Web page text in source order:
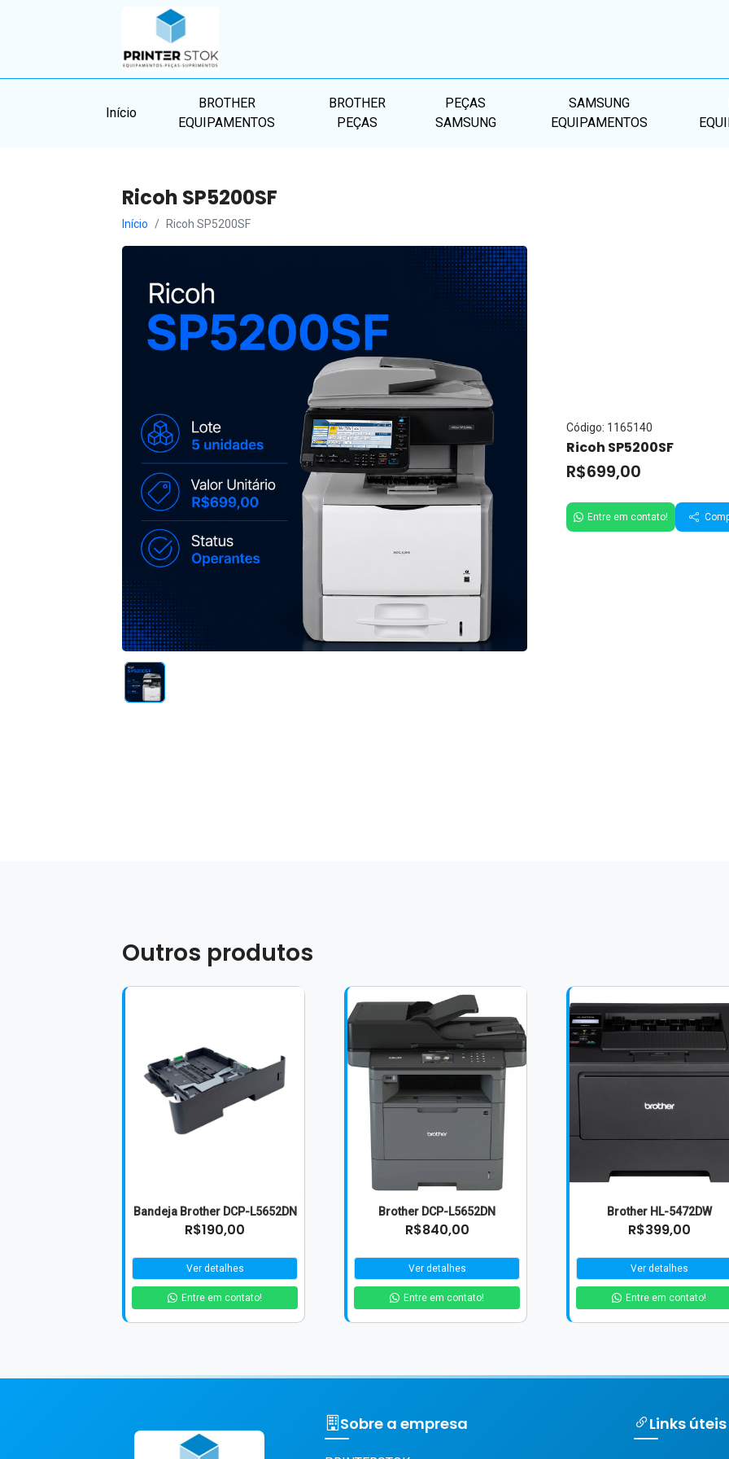
Início
BROTHER
EQUIPAMENTOS
BROTHER
PEÇAS
PEÇAS
SAMSUNG
SAMSUNG
EQUIPAMENTOS
Ricoh SP5200SF
Início Ricoh SP5200SF
Código: 1165140
Ricoh SP5200SF
R$699,00
Entre em contato!
Outros produtos
Bandeja Brother DCP-L5652DN
R$190,00
Ver detalhes
Entre em contato!
Brother DCP-L5652DN
R$840,00
Ver detalhes
Entre em contato!
Brother HL-5472DW
R$399,00
Ver detalhes
Entre em contato!
Sobre a empresa Links úteis